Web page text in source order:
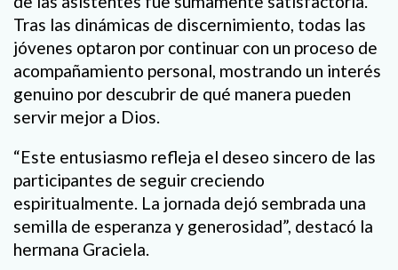
Tras las dinámicas de discernimiento, todas las
jóvenes optaron por continuar con un proceso de
acompañamiento personal, mostrando un interés
genuino por descubrir de qué manera pueden
servir mejor a Dios.
“Este entusiasmo refleja el deseo sincero de las
participantes de seguir creciendo
espiritualmente. La jornada dejó sembrada una
semilla de esperanza y generosidad”, destacó la
hermana Graciela.